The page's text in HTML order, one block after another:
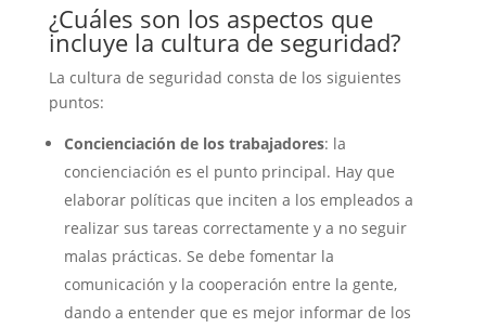
¿Cuáles son los aspectos que
incluye la cultura de seguridad?
La cultura de seguridad consta de los siguientes
puntos:
Concienciación de los trabajadores: la
concienciación es el punto principal. Hay que
elaborar políticas que inciten a los empleados a
realizar sus tareas correctamente y a no seguir
malas prácticas. Se debe fomentar la
comunicación y la cooperación entre la gente,
dando a entender que es mejor informar de los